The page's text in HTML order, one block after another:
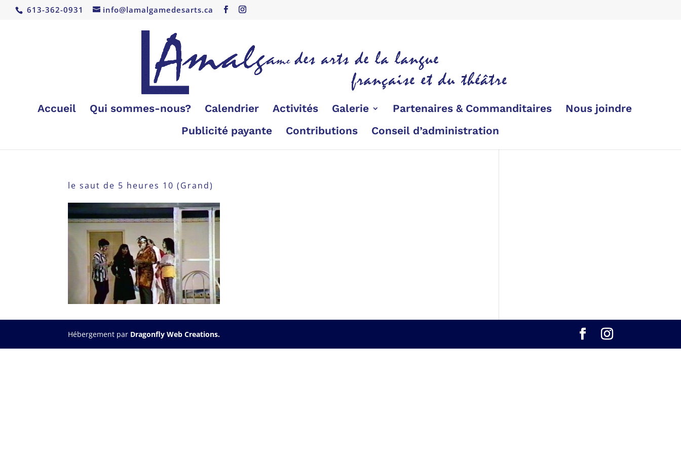
613-362-0931 info@lamalgamedesarts.ca
Accueil Qui sommes-nous? Calendrier Activités Galerie Partenaires & Commanditaires
Nous joindre
Publicité payante
Contributions Conseil d’administration
le saut de 5 heures 10 (Grand)
Hébergement par Dragonfly Web Creations.